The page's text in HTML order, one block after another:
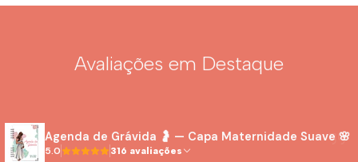
Avaliações em Destaque
Agenda de Grávida 🤰 — Capa Maternidade Suave 🌸
5.0 316 avaliações